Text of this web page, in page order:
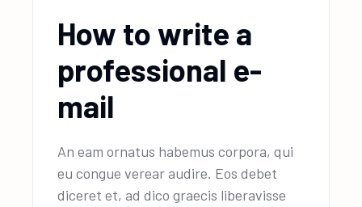
How to write a
professional e-
mail
An eam ornatus habemus corpora, qui
eu congue verear audire. Eos debet
diceret et, ad dico graecis liberavisse